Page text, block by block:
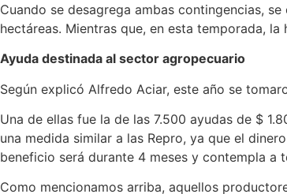
Cuando se desagrega ambas contingencias,
hectáreas. Mientras que, en esta temporada,
Ayuda destinada al sector agropecuario
Según explicó Alfredo Aciar, este año se
Una de ellas fue la de las 7.500 ayudas de $
una medida similar a las Repro, ya que el
beneficio será durante 4 meses y contempla
Como mencionamos arriba, aquellos